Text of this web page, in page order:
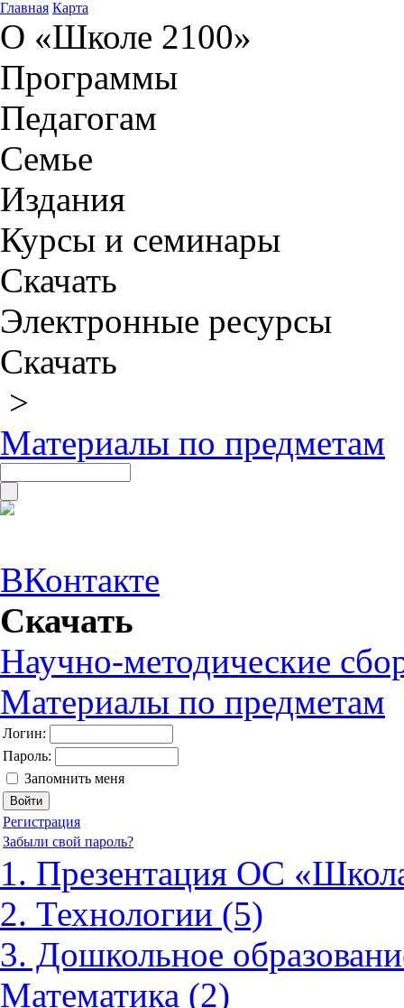
Главная Карта
О «Школе 2100»
Программы
Педагогам
Семье
Издания
Курсы и семинары
Скачать
Электронные ресурсы
Скачать
>
Материалы по предметам
ВКонтакте
Скачать
Научно-методические
Материалы по предметам
Логин:
Пароль:
Запомнить меня
Регистрация
Забыли свой пароль?
1. Презентация ОС
2. Технологии (5)
3. Дошкольное
Математика (2)